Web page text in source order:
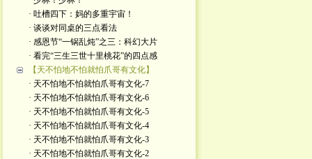
· 吐槽四下：妈的多重宇宙！
· 谈谈对同桌的三点看法
· 感恩节“一锅乱炖”之三：科幻大片
· 看完“三生三世十里桃花”的四点感
【天不怕地不怕就怕爪哥有文化】
· 天不怕地不怕就怕爪哥有文化-7
· 天不怕地不怕就怕爪哥有文化-6
· 天不怕地不怕就怕爪哥有文化-5
· 天不怕地不怕就怕爪哥有文化-4
· 天不怕地不怕就怕爪哥有文化-3
· 天不怕地不怕就怕爪哥有文化-2